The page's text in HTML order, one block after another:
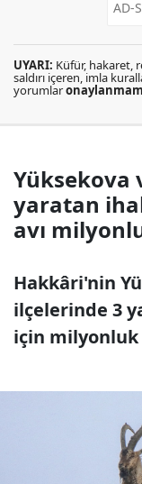
UYARI: Küfür, hakaret,
saldırı içeren, imla
yorumlar
Yüksekova
yaratan
avı
Hakkâri'nin
ilçelerinde 3
için milyonluk